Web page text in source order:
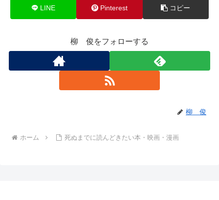
LINE Pinterest コピー
柳 俊をフォローする
柳 俊
ホーム 死ぬまでに読んどきたい本・映画・漫画